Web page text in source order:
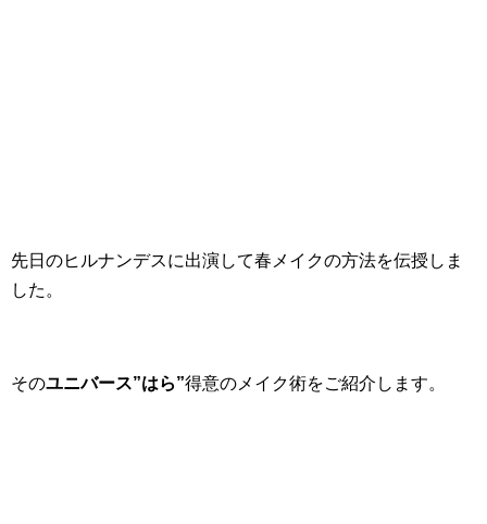
先日のヒルナンデスに出演して春メイクの方法を伝授しま
した。
そのユニバース”はら”得意のメイク術をご紹介します。